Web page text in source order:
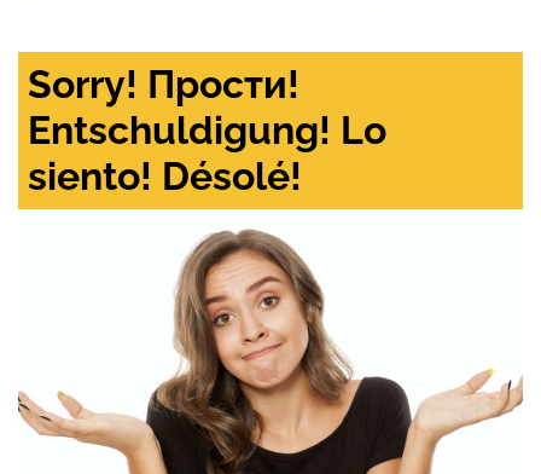
Sorry! Прости!
Entschuldigung! Lo
siento! Désolé!